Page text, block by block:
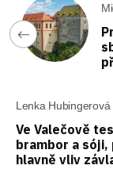
Lenka Hubingerová
Ve Valečově
brambor a
hlavně vliv